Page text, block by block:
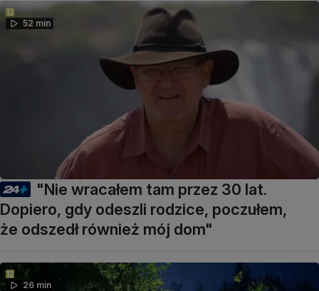
52 min
"Nie wracałem tam przez 30 lat.
Dopiero, gdy odeszli rodzice, poczułem,
że odszedł również mój dom"
26 min